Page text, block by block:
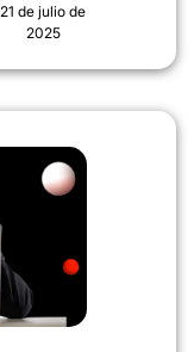
21 de julio de
2025